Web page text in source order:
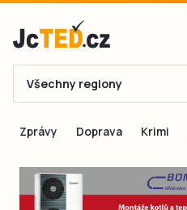
E-mail
Všechny regiony
Zprávy Doprava Krimi